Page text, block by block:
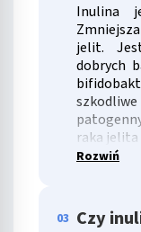
Inulina
jelit.
dobrych
raka jelita
Rozwiń
03 Czy